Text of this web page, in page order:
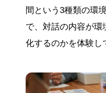
間という3種類の環
で、対話の内容が
化するのかを体験し